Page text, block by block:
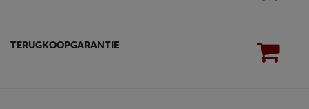
TERUGKOOPGARANTIE